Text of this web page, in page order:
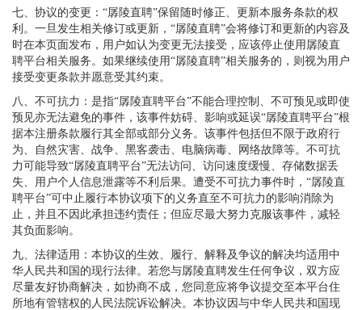
七、协议的变更：“孱陵直聘”保留随时修正、更新本服务条款的权
利。一旦发生相关修订或更新，“孱陵直聘”会将修订和更新的内容及
时在本页面发布，用户如认为变更无法接受，应该停止使用孱陵直
聘平台相关服务。如果继续使用“孱陵直聘”相关服务的，则视为用户
接受变更条款并愿意受其约束。
八、不可抗力：是指“孱陵直聘平台”不能合理控制、不可预见或即使
预见亦无法避免的事件，该事件妨碍、影响或延误“孱陵直聘平台”根
据本注册条款履行其全部或部分义务。该事件包括但不限于政府行
为、自然灾害、战争、黑客袭击、电脑病毒、网络故障等。不可抗
力可能导致“孱陵直聘平台”无法访问、访问速度缓慢、存储数据丢
失、用户个人信息泄露等不利后果。遭受不可抗力事件时，“孱陵直
聘平台”可中止履行本协议项下的义务直至不可抗力的影响消除为
止，并且不因此承担违约责任；但应尽最大努力克服该事件，减轻
其负面影响。
九、法律适用：本协议的生效、履行、解释及争议的解决均适用中
华人民共和国的现行法律。若您与孱陵直聘发生任何争议，双方应
尽量友好协商解决，如协商不成，您同意应将争议提交至本平台住
所地有管辖权的人民法院诉讼解决。本协议因与中华人民共和国现